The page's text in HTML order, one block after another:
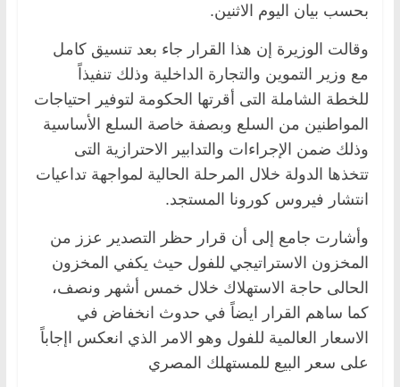
بحسب بيان اليوم الاثنين.
وقالت الوزيرة إن هذا القرار جاء بعد تنسيق كامل
مع وزير التموين والتجارة الداخلية وذلك تنفيذاً
للخطة الشاملة التى أقرتها الحكومة لتوفير احتياجات
المواطنين من السلع وبصفة خاصة السلع الأساسية
وذلك ضمن الإجراءات والتدابير الاحترازية التى
تتخذها الدولة خلال المرحلة الحالية لمواجهة تداعيات
انتشار فيروس كورونا المستجد.
وأشارت جامع إلى أن قرار حظر التصدير عزز من
المخزون الاستراتيجي للفول حيث يكفي المخزون
الحالى حاجة الاستهلاك خلال خمس أشهر ونصف،
كما ساهم القرار ايضاً في حدوث انخفاض في
الاسعار العالمية للفول وهو الامر الذي انعكس اإجاباً
على سعر البيع للمستهلك المصري